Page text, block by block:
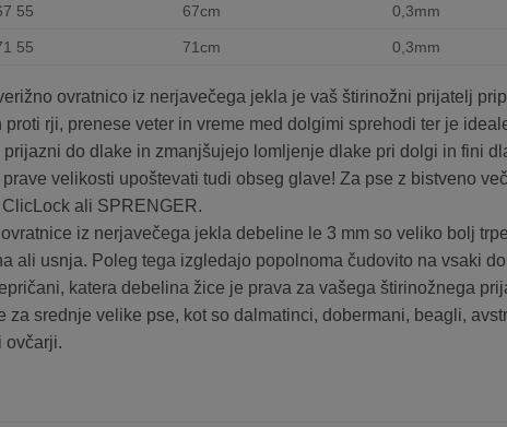
55 67cm 0,3mm
55 71cm 0,3mm
ovratnico iz nerjavečega jekla je vaš štirinožni prijatelj
proti rji, prenese veter in vreme med dolgimi sprehodi ter je
prijazni do dlake in zmanjšujejo lomljenje dlake pri dolgi in fini
velikosti upoštevati tudi obseg glave! Za pse z bistveno
ali SPRENGER.
iz nerjavečega jekla debeline le 3 mm so veliko bolj
ali usnja. Poleg tega izgledajo popolnoma čudovito na vsaki
katera debelina žice je prava za vašega štirinožnega
za srednje velike pse, kot so dalmatinci, dobermani, beagli,
ovčarji.